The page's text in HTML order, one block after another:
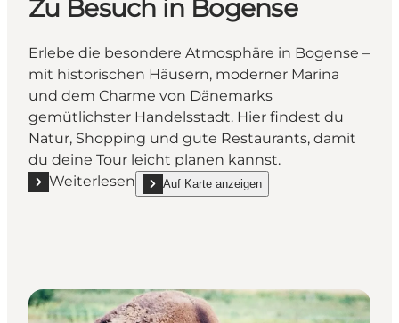
Zu Besuch in Bogense
Erlebe die besondere Atmosphäre in Bogense –
mit historischen Häusern, moderner Marina
und dem Charme von Dänemarks
gemütlichster Handelsstadt. Hier findest du
Natur, Shopping und gute Restaurants, damit
du deine Tour leicht planen kannst.
Weiterlesen
Mehr erfahren "Zu Besuch in Bogense"
Auf Karte anzeigen
show Zu Besuch in Bogense on_map